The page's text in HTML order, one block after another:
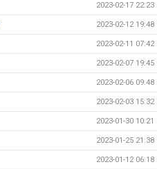
2023-02-17 22:23
2023-02-12 19:48
2023-02-11 07:42
2023-02-07 19:45
2023-02-06 09:48
2023-02-03 15:32
2023-01-30 10:21
2023-01-25 21:38
2023-01-12 06:18